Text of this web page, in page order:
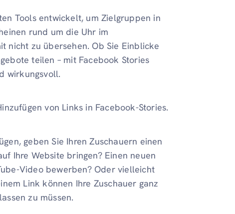
Tools entwickelt, um Zielgruppen in
rund um die Uhr im
nicht zu übersehen. Ob Sie Einblicke
teilen – mit Facebook Stories
wirkungsvoll.
von Links in Facebook-Stories.
geben Sie Ihren Zuschauern einen
Ihre Website bringen? Einen neuen
Video bewerben? Oder vielleicht
Link können Ihre Zuschauer ganz
zu müssen.